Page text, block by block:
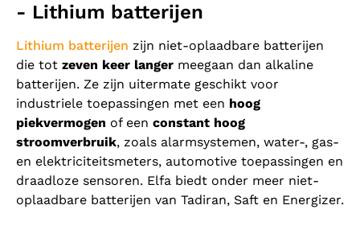
- Lithium batterijen
Lithium batterijen zijn niet-oplaadbare batterijen
die tot zeven keer langer meegaan dan alkaline
batterijen. Ze zijn uitermate geschikt voor
industriele toepassingen met een hoog
piekvermogen of een constant hoog
stroomverbruik, zoals alarmsystemen, water-, gas-
en elektriciteitsmeters, automotive toepassingen en
draadloze sensoren. Elfa biedt onder meer niet-
oplaadbare batterijen van Tadiran, Saft en Energizer.